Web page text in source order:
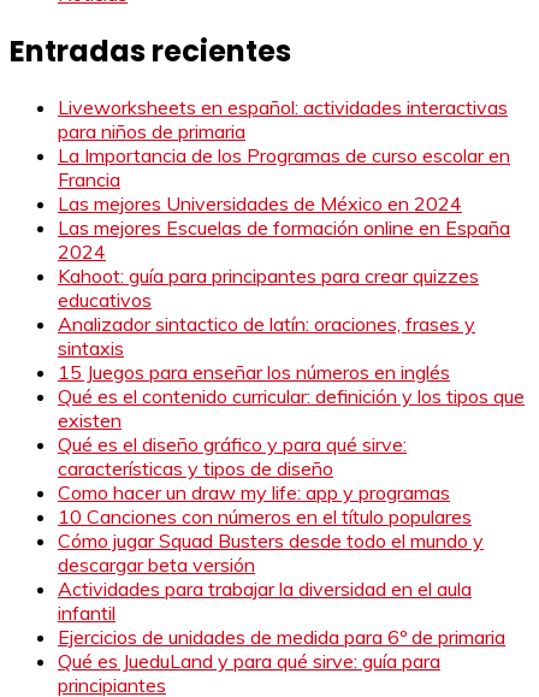
Entradas recientes
Liveworksheets en español: actividades interactivas
para niños de primaria
La Importancia de los Programas de curso escolar en
Francia
Las mejores Universidades de México en 2024
Las mejores Escuelas de formación online en España
2024
Kahoot: guía para principantes para crear quizzes
educativos
Analizador sintactico de latín: oraciones, frases y
sintaxis
15 Juegos para enseñar los números en inglés
Qué es el contenido curricular: definición y los tipos que
existen
Qué es el diseño gráfico y para qué sirve:
características y tipos de diseño
Como hacer un draw my life: app y programas
10 Canciones con números en el título populares
Cómo jugar Squad Busters desde todo el mundo y
descargar beta versión
Actividades para trabajar la diversidad en el aula
infantil
Ejercicios de unidades de medida para 6º de primaria
Qué es JueduLand y para qué sirve: guía para
principiantes